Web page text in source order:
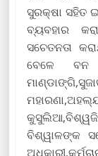
ସୁରକ୍ଷା ସହିତ
ବ୍ୟବହାର
ସଚେତନତା
ବେଳେ ବନ
ବିଶ୍ୱାଳଙ୍କ